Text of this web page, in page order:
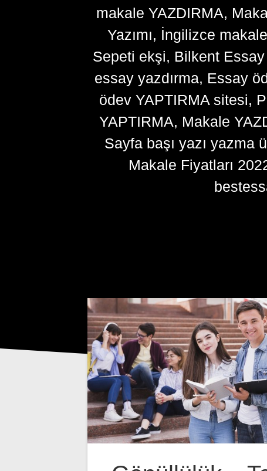
makale YAZDIRMA,
Yazımı, İngilizce
Sepeti ekşi, Bilkent
essay yazdırma, Essay
ödev YAPTIRMA sitesi,
YAPTIRMA, Makale
Sayfa başı yazı yazma
Makale Fiyatları